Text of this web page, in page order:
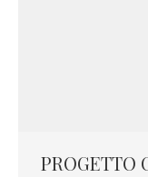
PROGETTO